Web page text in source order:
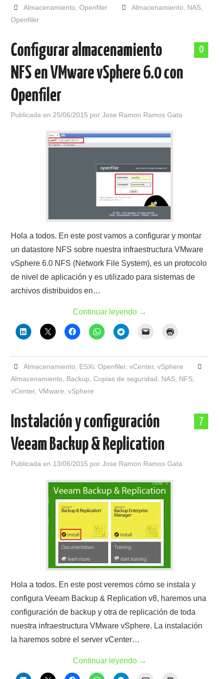
Almacenamiento Openfiler Almacenamiento NAS,
Openfiler
0
Configurar almacenamiento
NFS en VMware vSphere 6.0 con
Openfiler
Publicada en 25/06/2015 porJose Ramon Ramos Gata
Hola a todos. En este post vamos a configurar y montar
un datastore NFS sobre nuestra infraestructura VMware
vSphere 6.0 NFS (Network File System), es un protocolo
de nivel de aplicación y es utilizado para sistemas de
archivos distribuidos en…
Continuar leyendo →
Almacenamiento ESXi Openfiler, vCenter, vSphere
Almacenamiento
Backup ,Copias de seguridad NAS NFS
vCenter,VMware ,vSphere
7
Instalación y configuración
Veeam Backup & Replication
Publicada en 13/06/2015 porJose Ramon Ramos Gata
Hola a todos. En este post veremos cómo se instala y
configura Veeam Backup & Replication v8, haremos una
configuración de backup y otra de replicación de toda
nuestra infraestructura VMware vSphere. La instalación
la haremos sobre el server vCenter…
Continuar leyendo →